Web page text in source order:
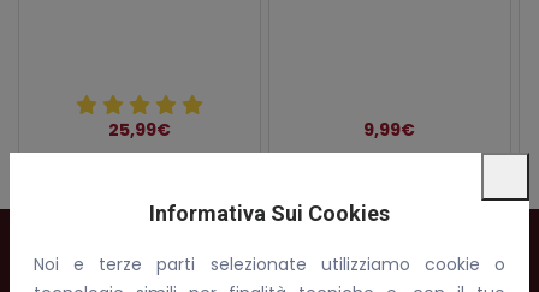
Informativa Sui Cookies
Noi e terze parti selezionate utilizziamo cookie o
25,99€
spedizione da 9,00€
9,99€
spedizione da 5,00€